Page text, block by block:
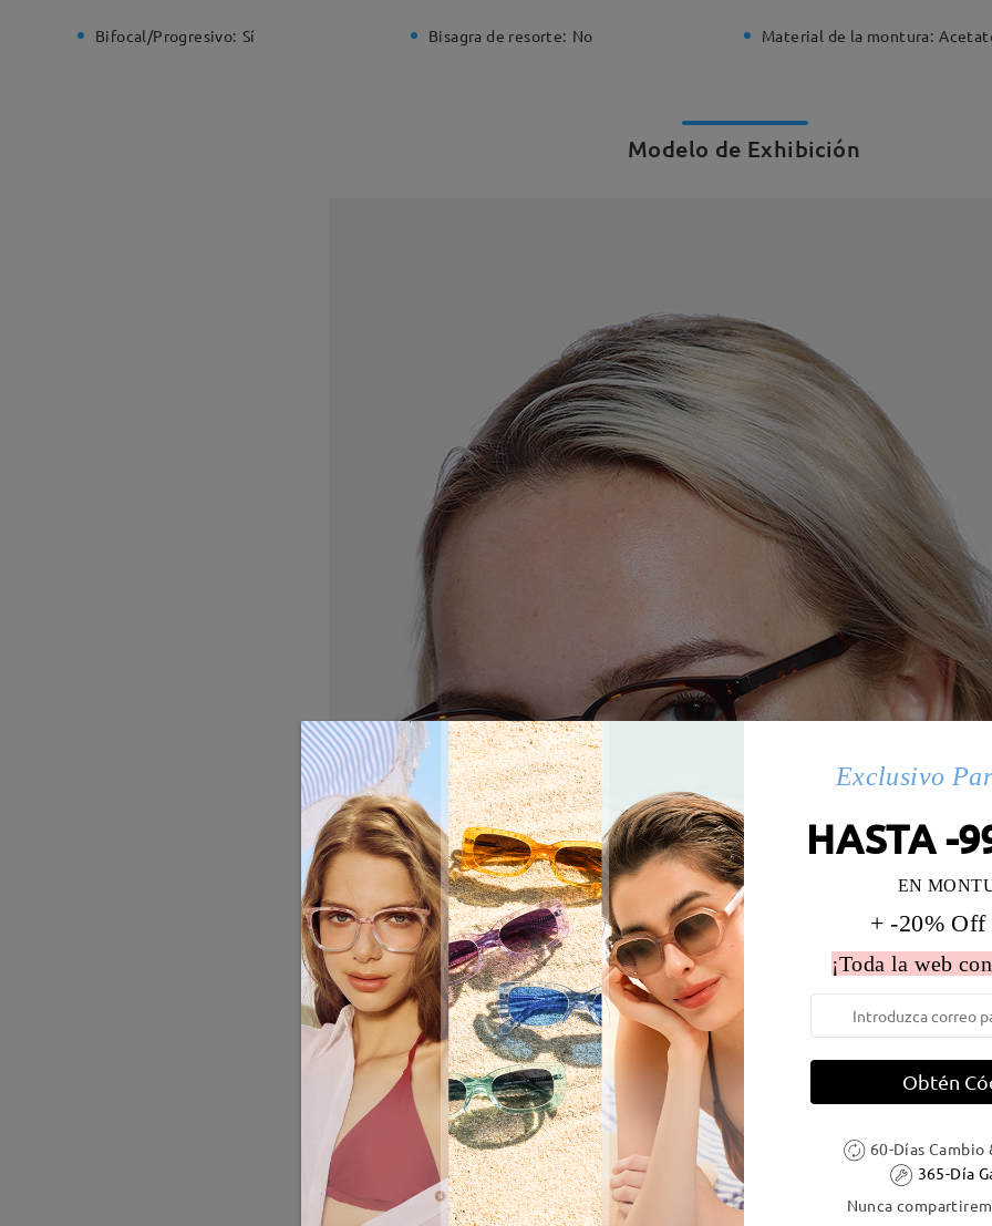
Bifocal/Progresivo: Sí Bisagra de resorte: No Material de la montura:
Modelo de Exhibición
Exclusivo
HASTA -
EN
+ -20% Off
¡Toda la web
Obtén
60-Días
365-Día
Nunca